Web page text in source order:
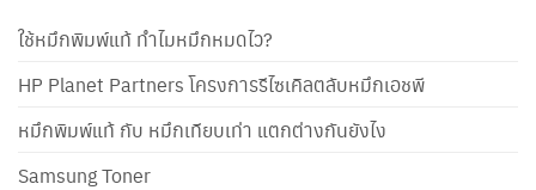
ใช้หมึกพิมพ์แท้ ทำไมหมึกหมดไว?
HP Planet Partners โครงการรีไซเคิลตลับหมึกเอชพี
หมึกพิมพ์แท้ กับ หมึกเทียบเท่า แตกต่างกันยังไง
Samsung Toner